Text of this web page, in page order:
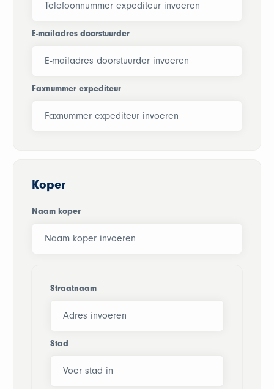
E-mailadres doorstuurder
Faxnummer expediteur
Koper
Naam koper
Straatnaam
Stad